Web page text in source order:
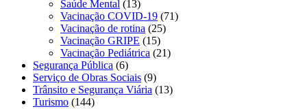
Saúde Mental (13)
Vacinação COVID-19 (71)
Vacinação de rotina (25)
Vacinação GRIPE (15)
Vacinação Pediátrica (21)
Segurança Pública (6)
Serviço de Obras Sociais (9)
Trânsito e Segurança Viária (13)
Turismo (144)